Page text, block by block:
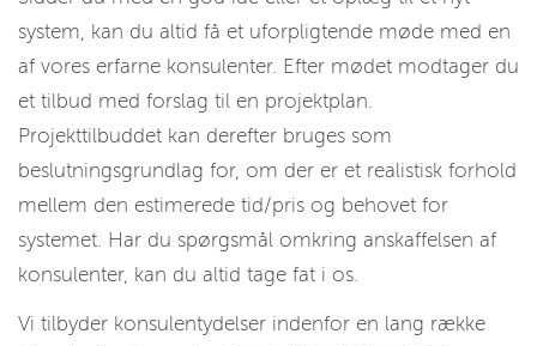
system, kan du altid få et uforpligtende møde med en
af vores erfarne konsulenter. Efter mødet modtager du
et tilbud med forslag til en projektplan.
Projekttilbuddet kan derefter bruges som
beslutningsgrundlag for, om der er et realistisk forhold
mellem den estimerede tid/pris og behovet for
systemet. Har du spørgsmål omkring anskaffelsen af
konsulenter, kan du altid tage fat i os.
Vi tilbyder konsulentydelser indenfor en lang række